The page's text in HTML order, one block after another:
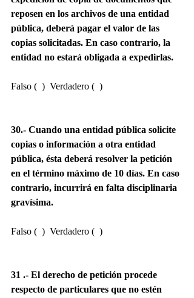
reposen en los archivos de una entidad
pública, deberá pagar el valor de las
copias solicitadas. En caso contrario, la
entidad no estará obligada a expedirlas.
Falso (  )  Verdadero (  )
30.- Cuando una entidad pública solicite
copias o información a otra entidad
pública, ésta deberá resolver la petición
en el término máximo de 10 días. En caso
contrario, incurrirá en falta disciplinaria
gravísima.
Falso (  )  Verdadero (  )
31 .- El derecho de petición procede
respecto de particulares que no estén